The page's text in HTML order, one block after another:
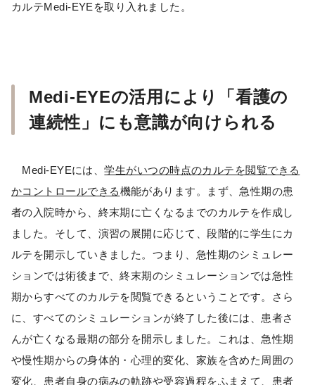
カルテMedi-EYEを取り入れました。
Medi-EYEの活用により「看護の
連続性」にも意識が向けられる
Medi-EYEには、学生がいつの時点のカルテを閲覧できる
かコントロールできる機能があります。まず、急性期の患
者の入院時から、終末期に亡くなるまでのカルテを作成し
ました。そして、演習の展開に応じて、段階的に学生にカ
ルテを開示していきました。つまり、急性期のシミュレー
ションでは術後まで、終末期のシミュレーションでは急性
期からすべてのカルテを閲覧できるということです。さら
に、すべてのシミュレーションが終了した後には、患者さ
んが亡くなる最期の部分を開示しました。これは、急性期
や慢性期からの身体的・心理的変化、家族を含めた周囲の
変化、患者自身の病みの軌跡や受容過程をふまえて、患者